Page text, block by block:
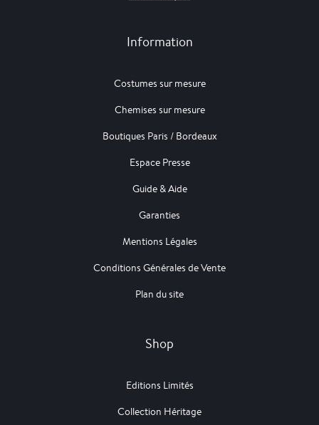
Information
Costumes sur mesure
Chemises sur mesure
Boutiques Paris / Bordeaux
Espace Presse
Guide & Aide
Garanties
Mentions Légales
Conditions Générales de Vente
Plan du site
Shop
Editions Limités
Collection Héritage